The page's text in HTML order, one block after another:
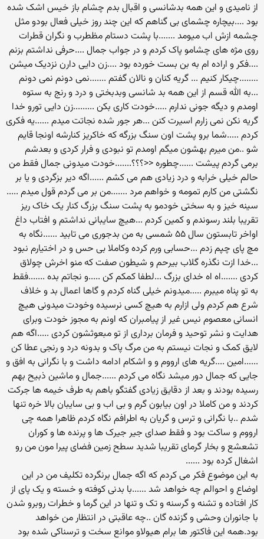
از نامیدی و این همه بدشانسی و اقبال بدم چشام باز خیس اشک شده
بود ....بیچاره چشمای بی گناهم که این چند روز خیلی فعال بودو مثل
چشمه ازش اب میومد .......با پشت دستام مظطرب و نگران قطرات
روی مژه های چشامو پاک کردم و در جواب جمال ....حرفی نداشتم بزنم
....فکر و اراده ام به بن بست خورده بود ....زن دایی دارن نزدیک میشن
........چیکار کنیم ... گریه کنان و نالان گفتم .......نمی دونم نمی دونم
...به الله قسم از این همه بد شانسی وبدبختی و درد و رنج به ستوه
اومدم و دیگه جونی ندارم .....خودت کاری بکن .........زن دایی تورو خدا
گریه نکن نمی زارم اسیرت کنن ...هر جور شده نجاتت میدم ......یه فکری
کردم .....شما برو پشت اون سنگ بزرگه که خاکریز کنارشه اونجا قایم
شو ..من میرم بهشون میگم اومدم تو نبودی و فرار کردی و بعدشم
برمی گردم پیشت ......چطوره <<؟؟؟.......خودت میدونی جمال فقط من
حالم خیلی خرابه و درد زیادی هم می کشم ......اگه دیر بزگردی و یا بر
نگشتی من کارم تمومه و خواهم مرد .......من بر می گردم قول میدم .....
سینه خیز و به سختی خودمو به پشت سنگ بزرگ کنار یک خاک ریز
تقریبا بلند رسوندم و کمین کردم ...هیچ سایبانی نداشتم و افتاب داغ
اواخر تابستون سال ۵۵ شمسی به من بدجوری می تابید ......نگاه به
مچ پای چپم زدم ...حسابی ورم کرده وکاملا بی حس و در اختیارم نبود
...خدا ازت نگذره گلاب بیرحم و شیطون صفت که منو اخرش چولاق
کردی .......اه اه خدای بزرگ ...لطفا کمکم کن .....و نجاتم بده .......فقط
به تو پناه میبرم .....میدونم خیلی گناه کردم و گاها اعمال بد و خلاف
شرع هم کردم ولی ازارم به هیچ کسی نرسیده وخودت میدونی هیچ
انسانی معصوم نیس غیر از پیامبران که اونم به مجوز خودت وبرای
هدایت و نشر توحید و فرمان برداری از تو مبعوثشون کردی .....اگه هم
لایق کمک و نجات نیستم به من مرگ پاک و بدونه درد و رنجی عطا کن
......امین ....گریه های ارووم و و اشکام ادامه داشت و با نگرانی به افق و
جایی که جمال دور میشد نگاه می کردم ......جمال و ماشین ذبیح بهم
رسیده بودند و بعد از دقایق زیادی گفتگو باهم به طرف خیمه ها جرکت
کردند و من کاملا در اون بیابون گرم و بی اب و بی سایبان بالا خره تنها
شدم ..با نگرانی و ترس و گریان به اطرافم نگاه کردم ظاهرا همه چی
ارووم و ساکت بود و فقط صدای جیر جیرک ها و پرنده ها و کوران
تشعشع و بخار گرمای تقریبا شدید سطح زمین فضای پیرا مون من رو
اشغال کرده بود ......
به این موضوع فکر می کردم که اگه جمال برنگرده تکلیف من در این
اوضاع و احوالم چه خواهد شد ......با بدنی کوفته و خسته و یک پای از
کار افتاده و تشنه و گرسنه و تک و تنها در این گرما و خطرات روبرو شدن
با جانوران وحشی و گزنده گان ..چه عاقبتی در انتظار من خواهد
بود.همه این فاکتور ها برام هیولاو موانع سخت و ترسناکی شده بود